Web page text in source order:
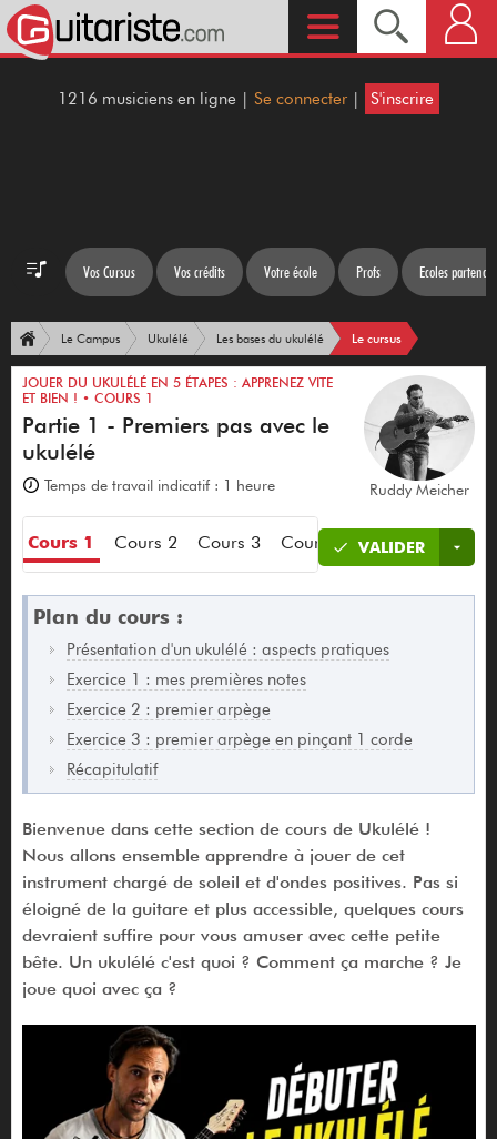
1216 musiciens en ligne | Se connecter | S'inscrire
Vos Cursus Vos crédits Votre école Profs Ecoles
Le Campus Ukulélé Les bases du ukulélé Le cursus
JOUER DU UKULÉLÉ EN 5 ÉTAPES : APPRENEZ VITE
ET BIEN ! • COURS 1
Partie 1 - Premiers pas avec le
ukulélé
Temps de travail indicatif : 1 heure Ruddy Meicher
Cours 1 Cours 2 Cours 3 Cours 4 Cours 5
VALIDER
Plan du cours :
Présentation d'un ukulélé : aspects pratiques
Exercice 1 : mes premières notes
Exercice 2 : premier arpège
Exercice 3 : premier arpège en pinçant 1 corde
Récapitulatif
Bienvenue dans cette section de cours de Ukulélé !
Nous allons ensemble apprendre à jouer de cet
instrument chargé de soleil et d'ondes positives. Pas si
éloigné de la guitare et plus accessible, quelques cours
devraient suffire pour vous amuser avec cette petite
bête. Un ukulélé c'est quoi ? Comment ça marche ? Je
joue quoi avec ça ?